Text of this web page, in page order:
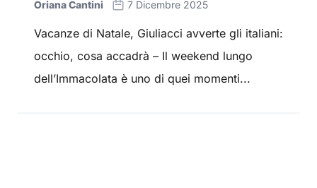
Oriana Cantini 7 Dicembre 2025
Vacanze di Natale, Giuliacci avverte gli italiani:
occhio, cosa accadrà – Il weekend lungo
dell’Immacolata è uno di quei momenti...